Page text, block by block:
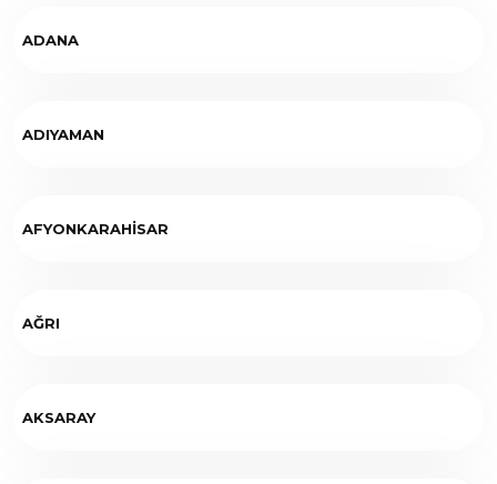
ADANA
ADIYAMAN
AFYONKARAHİSAR
AĞRI
AKSARAY